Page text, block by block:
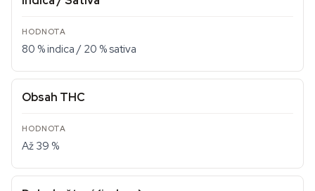
80 % indica / 20 % sativa
Obsah THC
Až 39 %